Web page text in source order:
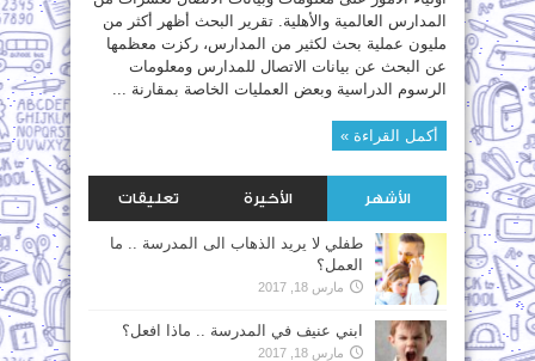
المدارس العالمية والأهلية. تقرير البحث أظهر أكثر من
مليون عملية بحث لكثير من المدارس، ركزت معظمها
عن البحث عن بيانات الاتصال للمدارس ومعلومات
الرسوم الدراسية وبعض العمليات الخاصة بمقارنة ...
أكمل القراءة »
الأشهر الأخيرة تعليقات
طفلي لا يريد الذهاب الى المدرسة .. ما
العمل؟
مارس 18, 2017
ابني عنيف في المدرسة .. ماذا افعل؟
مارس 18, 2017